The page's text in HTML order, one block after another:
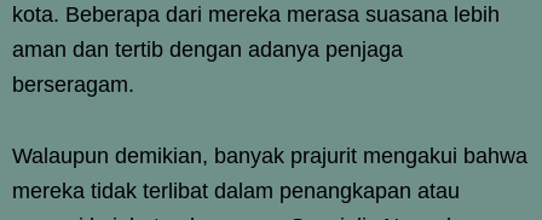
kota. Beberapa dari mereka merasa suasana lebih
aman dan tertib dengan adanya penjaga
berseragam.
Walaupun demikian, banyak prajurit mengakui bahwa
mereka tidak terlibat dalam penangkapan atau